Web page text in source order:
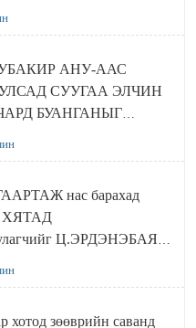
болов
АНУ-ААС
СУУГАА ЭЛЧИН
БУАНГАНЫГ
УУЛЗЛАА
нас барахад
ХЯТАД
Ц.ЭРДЭНЭБАЯР
худалдаж авахаар
хотод зөөврийн саванд